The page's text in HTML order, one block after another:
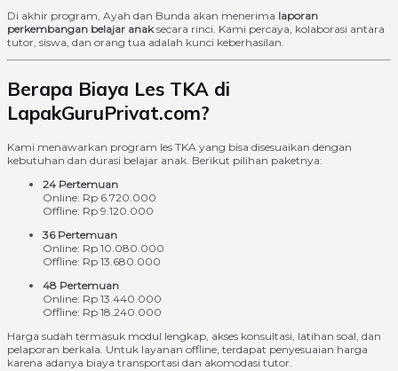
Di akhir program, Ayah dan Bunda akan menerima laporan
perkembangan belajar anaksecara rinci. Kami percaya, kolaborasi antara
tutor, siswa, dan orang tua adalah kunci keberhasilan.
Berapa Biaya Les TKA di
LapakGuruPrivat.com?
Kami menawarkan program les TKA yang bisa disesuaikan dengan
kebutuhan dan durasi belajar anak. Berikut pilihan paketnya:
24 Pertemuan
Online: Rp 6.720.000
Offline: Rp 9.120.000
36 Pertemuan
Online: Rp 10.080.000
Offline: Rp 13.680.000
48 Pertemuan
Online: Rp 13.440.000
Offline: Rp 18.240.000
Harga sudah termasuk modul lengkap, akses konsultasi, latihan soal, dan
pelaporan berkala. Untuk layanan offline, terdapat penyesuaian harga
karena adanya biaya transportasi dan akomodasi tutor.